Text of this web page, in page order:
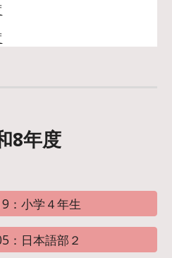
8年度
：小学４年生
：日本語部２